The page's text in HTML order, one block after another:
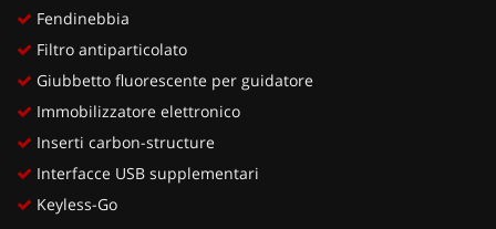
Fendinebbia
Filtro antiparticolato
Giubbetto fluorescente per guidatore
Immobilizzatore elettronico
Inserti carbon-structure
Interfacce USB supplementari
Keyless-Go